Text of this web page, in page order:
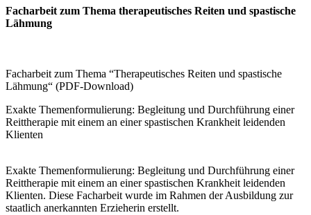
Facharbeit zum Thema therapeutisches Reiten und spastische
Lähmung
Facharbeit zum Thema “Therapeutisches Reiten und spastische
Lähmung“ (PDF-Download)
Exakte Themenformulierung: Begleitung und Durchführung einer
Reittherapie mit einem an einer spastischen Krankheit leidenden
Klienten
Exakte Themenformulierung: Begleitung und Durchführung einer
Reittherapie mit einem an einer spastischen Krankheit leidenden
Klienten. Diese Facharbeit wurde im Rahmen der Ausbildung zur
staatlich anerkannten Erzieherin erstellt.